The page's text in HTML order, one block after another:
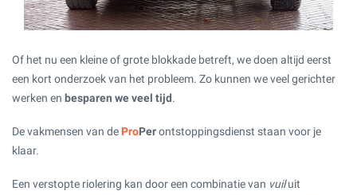
Of het nu een kleine of grote blokkade betreft, we doen altijd eerst
een kort onderzoek van het probleem. Zo kunnen we veel gerichter
werken en besparen we veel tijd.
De vakmensen van de ProPerontstoppingsdienst staan voor je
klaar.
Een verstopte riolering kan door een combinatie van vuiluit